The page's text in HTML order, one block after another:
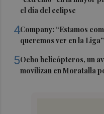
el día del eclipse
4Company: “Estamos
queremos ver en la Liga”
5Ocho helicópteros, un
movilizan en Moratalla